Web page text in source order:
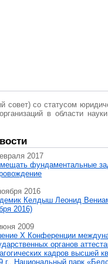
со статусом
в области
2017
фундаментальные
2016
Келдыш Леонид
2016)
2009
X Конференции
органов
кадров высшей
г., Национальный парк